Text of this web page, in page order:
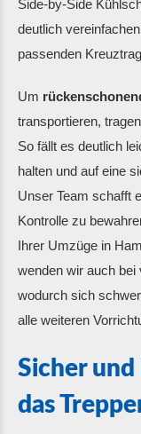
Side-by-Side
deutlich
passenden
Um
transportieren,
So fällt es deutlich
halten und auf eine
Unser Team schafft
Kontrolle zu
Ihrer Umzüge in
wenden wir auch bei
wodurch sich
alle weiteren
Sicher
das